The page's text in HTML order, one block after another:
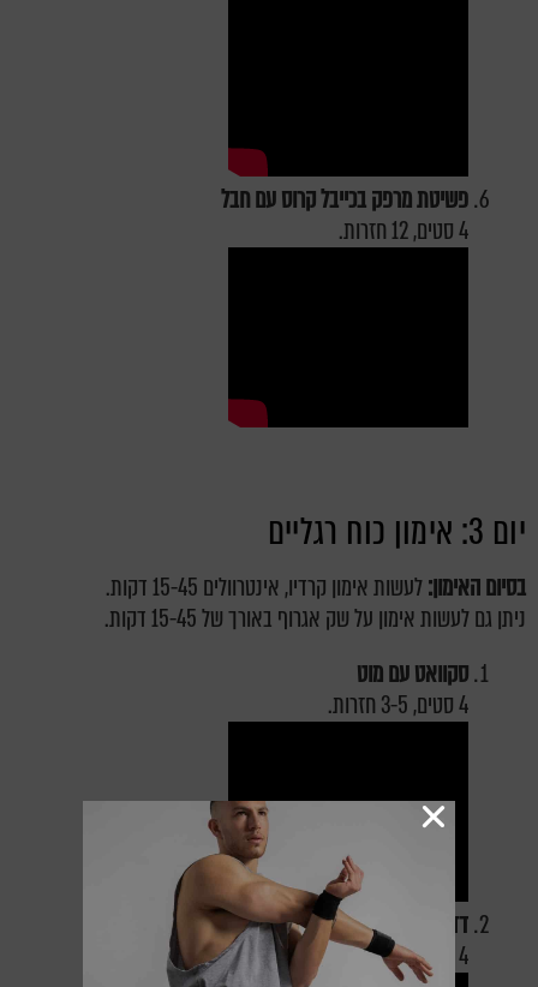
פשיטת מרפק בכייבל קרוס עם חבל
4 סטים, 12 חזרות.
יום 3: אימון כוח רגליים
בסיום האימון:לעשות אימון קרדיו, אינטרוולים 15-45 דקות.
ניתן גם לעשות אימון על שק אגרוף באורך של 15-45 דקות.
סקוואט עם מוט
4 סטים, 3-5 חזרות.
דד-ליפט סטיף לג עם משקולות חופשיות
4 סטים, 5 חזרות.